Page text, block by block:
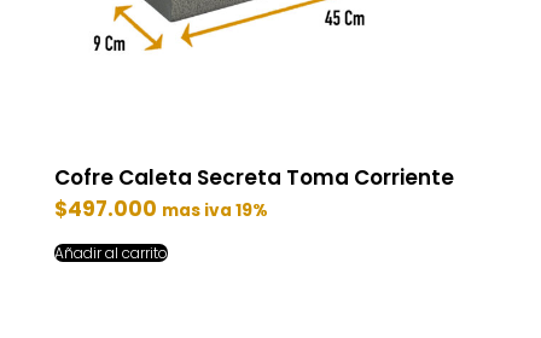
Cofre Caleta Secreta Toma Corriente
$497.000 mas iva 19%
Añadir al carrito